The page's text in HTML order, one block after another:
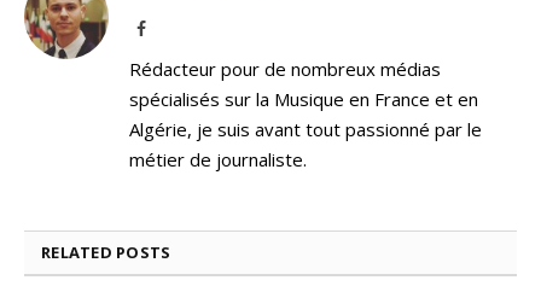
Facebook
Rédacteur pour de nombreux médias
spécialisés sur la Musique en France et en
Algérie, je suis avant tout passionné par le
métier de journaliste.
RELATED POSTS